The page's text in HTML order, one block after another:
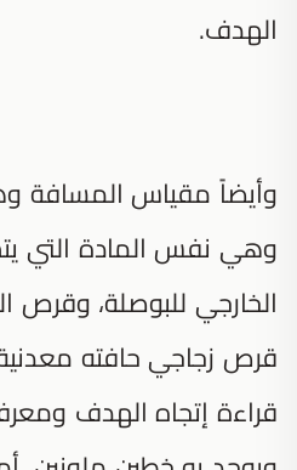
الهدف.
وأيضاً مقياس المسافة
وهي نفس المادة التي
الخارجي للبوصلة، وقرص
قرص زجاجي حافته
قراءة إتجاه الهدف